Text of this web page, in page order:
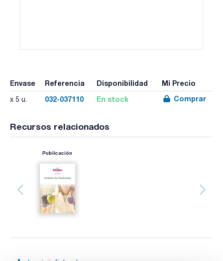
Envase Referencia Disponibilidad Mi Precio
x 5 u. 032-037110 En stock Comprar
Recursos relacionados
Publicación